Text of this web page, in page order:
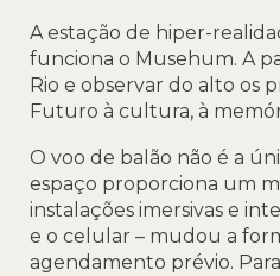
A estação de hiper-
funciona o Musehum. A
Rio e observar do alto os
Futuro à cultura, à
O voo de balão não é a
espaço proporciona um
instalações imersivas e
e o celular – mudou a
agendamento prévio.